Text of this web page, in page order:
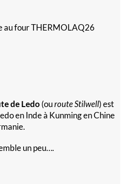
au four THERMOLAQ26
de Ledo(ouroute Stilwell) est
en Inde à Kunming en Chine
un peu….